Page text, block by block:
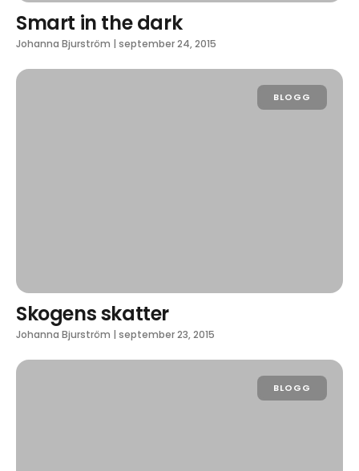
Smart in the dark
Johanna Bjurström | september 24, 2015
BLOGG
Skogens skatter
Johanna Bjurström | september 23, 2015
BLOGG